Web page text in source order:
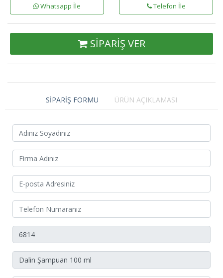
Whatsapp İle
Telefon İle
SİPARİŞ VER
SİPARİŞ FORMU ÜRÜN AÇIKLAMASI